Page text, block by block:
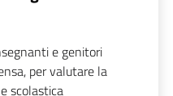
e genitori
per valutare la
scolastica